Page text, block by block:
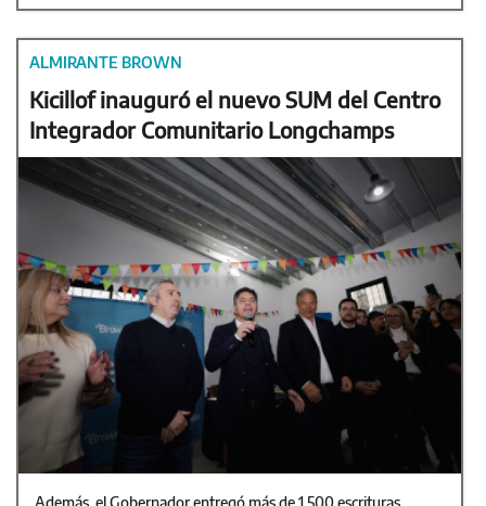
ALMIRANTE BROWN
Kicillof inauguró el nuevo SUM del Centro
Integrador Comunitario Longchamps
Además, el Gobernador entregó más de 1.500 escrituras